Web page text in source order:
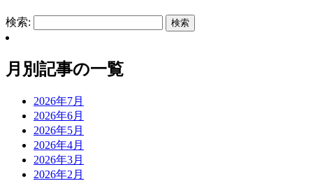
検索:
月別記事の一覧
2026年7月
2026年6月
2026年5月
2026年4月
2026年3月
2026年2月